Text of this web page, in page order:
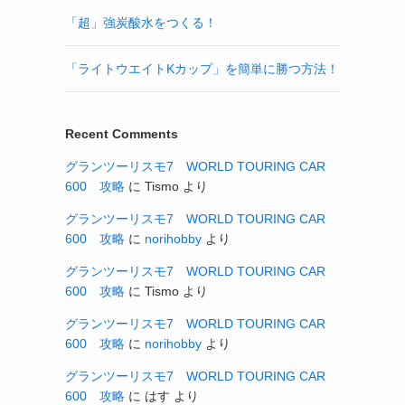
「超」強炭酸水をつくる！
「ライトウエイトKカップ」を簡単に勝つ方法！
Recent Comments
グランツーリスモ7 WORLD TOURING CAR
600 攻略 に Tismo より
グランツーリスモ7 WORLD TOURING CAR
600 攻略 に norihobby より
グランツーリスモ7 WORLD TOURING CAR
600 攻略 に Tismo より
グランツーリスモ7 WORLD TOURING CAR
600 攻略 に norihobby より
グランツーリスモ7 WORLD TOURING CAR
600 攻略 に はす より